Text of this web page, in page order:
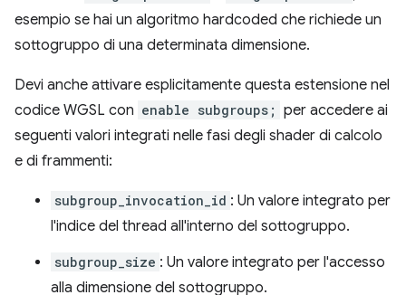
esempio se hai un algoritmo hardcoded che richiede un
sottogruppo di una determinata dimensione.
Devi anche attivare esplicitamente questa estensione nel
codice WGSL con enable subgroups; per accedere ai
seguenti valori integrati nelle fasi degli shader di calcolo
e di frammenti:
subgroup_invocation_id : Un valore integrato per
l'indice del thread all'interno del sottogruppo.
subgroup_size : Un valore integrato per l'accesso
alla dimensione del sottogruppo.